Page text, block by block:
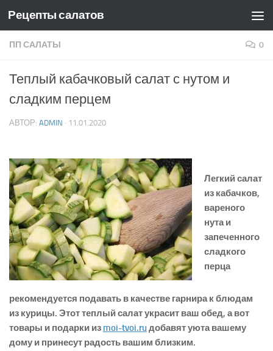
Skip to content
Рецепты салатов
ПП САЛАТЫ 0
Теплый кабачковый салат с нутом и
сладким перцем
АВТОР: ADMIN · 11.01.2020
Легкий салат
из кабачков,
вареного
нута и
запеченного
сладкого
перца
рекомендуется подавать в качестве гарнира к блюдам
из курицы. Этот теплый салат украсит ваш обед, а вот
товары и подарки из moi-tvoi.ruдобавят уюта вашему
дому и принесут радость вашим близким.